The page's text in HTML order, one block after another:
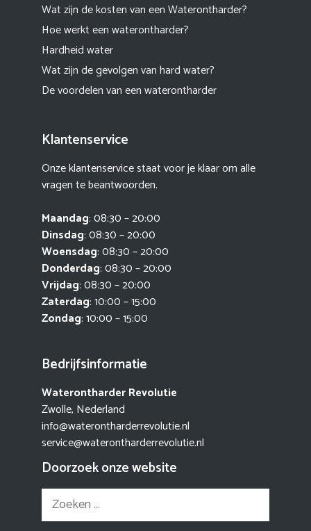
Wat zijn de kosten van een Waterontharder?
Hoe werkt een waterontharder?
Hardheid water
Wat zijn de gevolgen van hard water?
De voordelen van een waterontharder
Klantenservice
Onze klantenservice staat voor je klaar om alle
vragen te beantwoorden.
Maandag: 08:30 – 20:00
Dinsdag: 08:30 – 20:00
Woensdag: 08:30 – 20:00
Donderdag: 08:30 – 20:00
Vrijdag: 08:30 – 20:00
Zaterdag: 10:00 – 15:00
Zondag: 10:00 – 15:00
Bedrijfsinformatie
Waterontharder Revolutie
Zwolle, Nederland
info@waterontharderrevolutie.nl
service@waterontharderrevolutie.nl
Doorzoek onze website
Zoek
naar: